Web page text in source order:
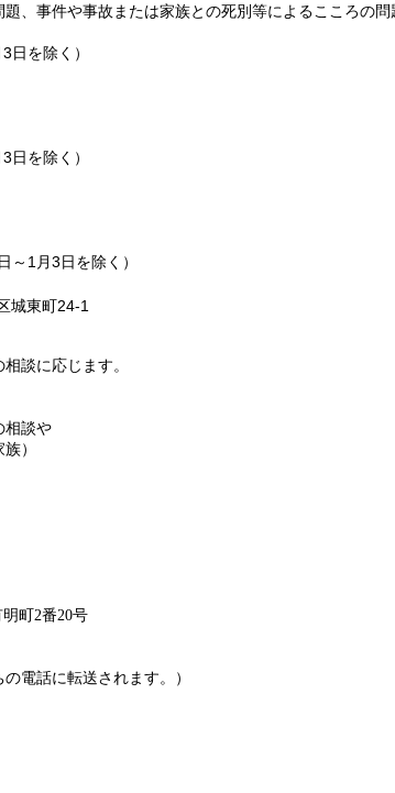
、 事件や事故または家族との死別等によるこころの問
日を除く）
を除く）
1月3日を除く）
東町24-1
談に応じます。
相談や
）
町2番20号
電話に転送されます。）